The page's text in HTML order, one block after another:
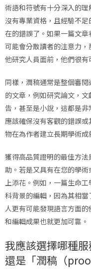
術語和符號有十分深入的理
沒有專業資格，且經驗不
在的錯誤了。如果一篇文
可能會分散讀者的注意力
他研究人員面前，他們很有
同樣，潤稿通常是整個審
的文章，例如研究論文，
告，甚至是小說，這都是
應該確保沒有客觀的錯誤
物在為作者建立長期學術成
獲得高品質證明的最佳方
助。若是又具有在您的學
上添花。例如，一篇生命
科背景的編輯，因為其相
人更有可能發現語言方面
和編輯成果也就更加可靠。
我應該選擇哪種
還是「潤稿（